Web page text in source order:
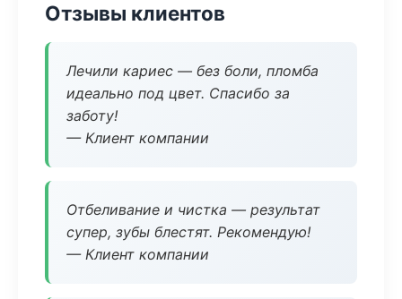
Отзывы клиентов
Лечили кариес — без боли, пломба
идеально под цвет. Спасибо за
заботу!
— Клиент компании
Отбеливание и чистка — результат
супер, зубы блестят. Рекомендую!
— Клиент компании